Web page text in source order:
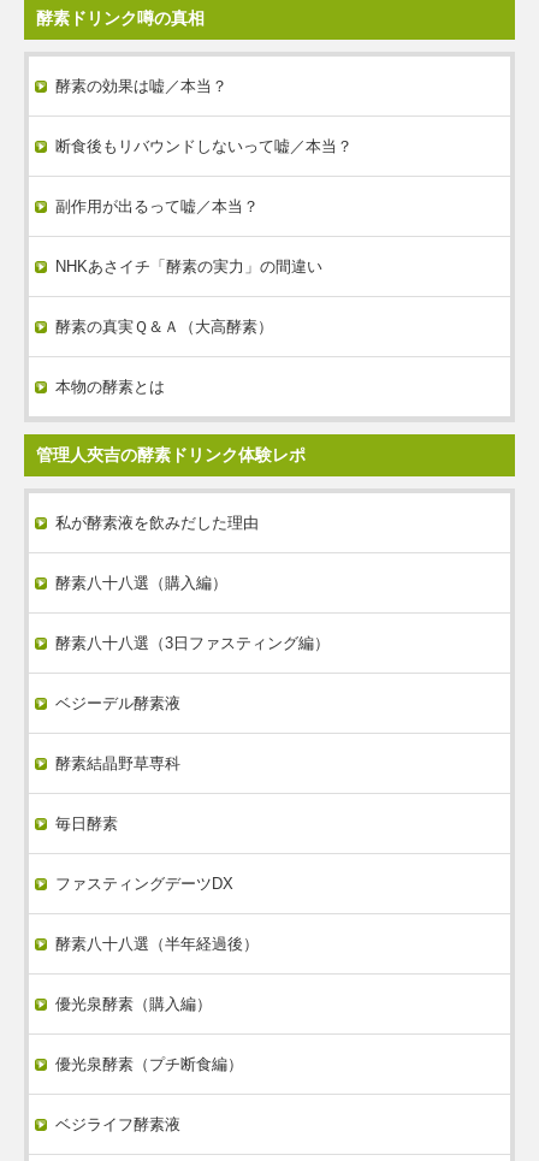
酵素ドリンク噂の真相
酵素の効果は嘘／本当？
断食後もリバウンドしないって嘘／本当？
副作用が出るって嘘／本当？
NHKあさイチ「酵素の実力」の間違い
酵素の真実Ｑ＆Ａ（大高酵素）
本物の酵素とは
管理人夾吉の酵素ドリンク体験レポ
私が酵素液を飲みだした理由
酵素八十八選（購入編）
酵素八十八選（3日ファスティング編）
ベジーデル酵素液
酵素結晶野草専科
毎日酵素
ファスティングデーツDX
酵素八十八選（半年経過後）
優光泉酵素（購入編）
優光泉酵素（プチ断食編）
ベジライフ酵素液